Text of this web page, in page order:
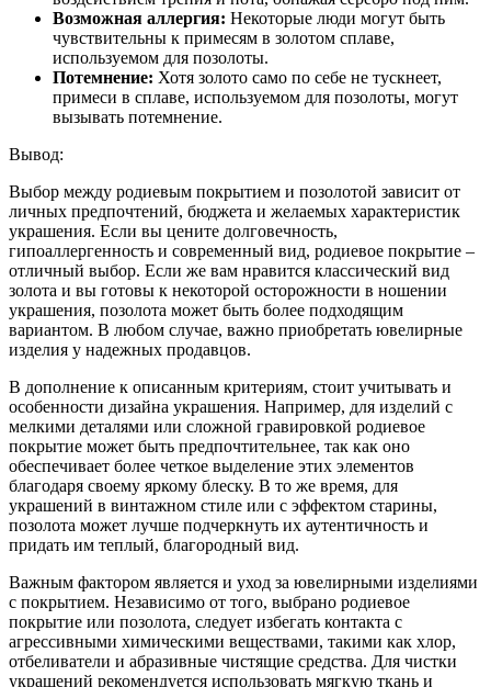
Возможная аллергия: Некоторые люди могут быть
чувствительны к примесям в золотом сплаве,
используемом для позолоты.
Потемнение: Хотя золото само по себе не тускнеет,
примеси в сплаве, используемом для позолоты, могут
вызывать потемнение.
Вывод:
Выбор между родиевым покрытием и позолотой зависит от
личных предпочтений, бюджета и желаемых характеристик
украшения. Если вы цените долговечность,
гипоаллергенность и современный вид, родиевое покрытие –
отличный выбор. Если же вам нравится классический вид
золота и вы готовы к некоторой осторожности в ношении
украшения, позолота может быть более подходящим
вариантом. В любом случае, важно приобретать ювелирные
изделия у надежных продавцов.
В дополнение к описанным критериям, стоит учитывать и
особенности дизайна украшения. Например, для изделий с
мелкими деталями или сложной гравировкой родиевое
покрытие может быть предпочтительнее, так как оно
обеспечивает более четкое выделение этих элементов
благодаря своему яркому блеску. В то же время, для
украшений в винтажном стиле или с эффектом старины,
позолота может лучше подчеркнуть их аутентичность и
придать им теплый, благородный вид.
Важным фактором является и уход за ювелирными изделиями
с покрытием. Независимо от того, выбрано родиевое
покрытие или позолота, следует избегать контакта с
агрессивными химическими веществами, такими как хлор,
отбеливатели и абразивные чистящие средства. Для чистки
украшений рекомендуется использовать мягкую ткань и